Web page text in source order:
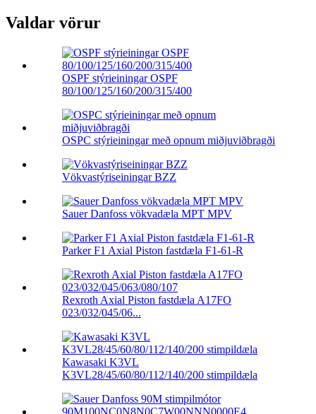
Valdar vörur
OSPF stýrieiningar OSPF
80/100/125/160/200/315/400
OSPC stýrieiningar með opnum miðjuviðbragði
Vökvastýriseiningar BZZ
Sauer Danfoss vökvadæla MPT MPV
Parker F1 Axial Piston fastdæla F1-61-R
Rexroth Axial Piston fastdæla A17FO
023/032/045/06...
Kawasaki K3VL
K3VL28/45/60/80/112/140/200 stimpildæla